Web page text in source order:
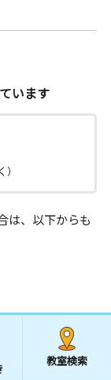
います
は、以下からも
教室検索